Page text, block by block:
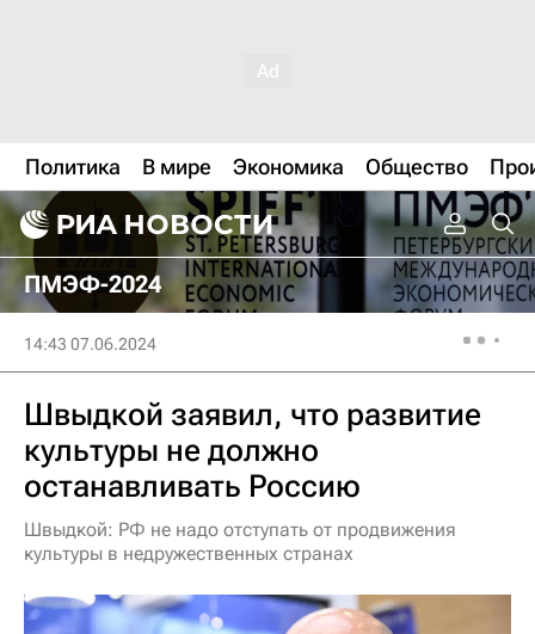
Политика В мире Экономика Общество
ПМЭФ-2024
14:43 07.06.2024
Швыдкой заявил, что развитие
культуры не должно
останавливать Россию
Швыдкой: РФ не надо отступать от продвижения
культуры в недружественных странах